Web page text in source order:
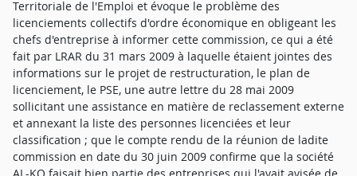
Territoriale de l'Emploi et évoque le problème des
licenciements collectifs d'ordre économique en obligeant les
chefs d'entreprise à informer cette commission, ce qui a été
fait par LRAR du 31 mars 2009 à laquelle étaient jointes des
informations sur le projet de restructuration, le plan de
licenciement, le PSE, une autre lettre du 28 mai 2009
sollicitant une assistance en matière de reclassement externe
et annexant la liste des personnes licenciées et leur
classification ; que le compte rendu de la réunion de ladite
commission en date du 30 juin 2009 confirme que la société